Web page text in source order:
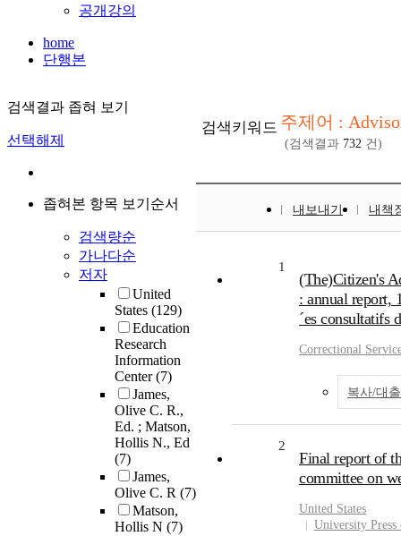
공개강의
home
단행본
검색결과 좁혀 보기
선택해제
좁혀본 항목 보기순서
검색량순
가나다순
저자
United
States (129)
Education
Research
Information
Center(7)
James,
Olive C. R.,
Ed. ; Matson,
Hollis N., Ed
(7)
James,
Olive C. R (7)
Matson,
Hollis N (7)
검색키워드 주제어 :
(검색결과 732 건)
내보내기 내책
1
(The)Citizen's
: annual report,
´es consultatifs
Correctional
복사/대
2
Final report of
committee on
United States
University